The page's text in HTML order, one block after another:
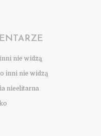
nie widzą
inni nie widzą
nieelitarna